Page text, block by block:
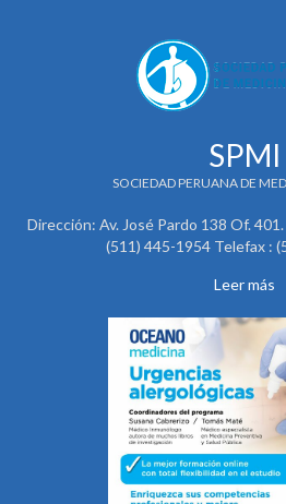
SPMI
SOCIEDAD PERUANA DE
Dirección: Av. José Pardo 138 Of.
(511) 445-1954 Telefax :
Leer más